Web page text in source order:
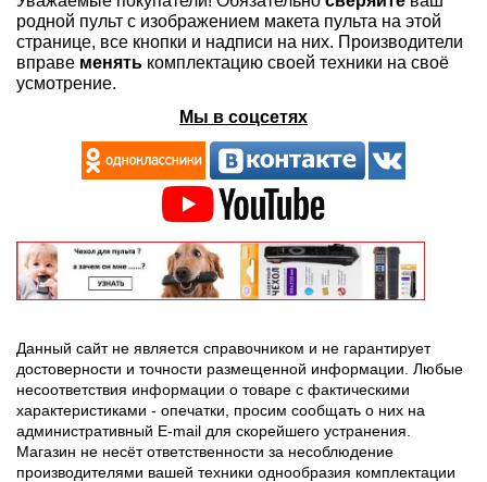
родной пульт с изображением макета пульта на этой
странице, все кнопки и надписи на них. Производители
вправе менять комплектацию своей техники на своё
усмотрение.
Мы в соцсетях
Данный сайт не является справочником и не гарантирует
достоверности и точности размещенной информации. Любые
несоответствия информации о товаре с фактическими
характеристиками - опечатки, просим сообщать о них на
административный E-mail для скорейшего устранения.
Магазин не несёт ответственности за несоблюдение
производителями вашей техники однообразия комплектации